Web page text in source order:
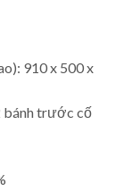
910 x 500 x
bánh trước cố